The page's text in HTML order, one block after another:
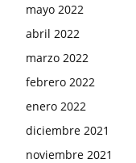
mayo 2022
abril 2022
marzo 2022
febrero 2022
enero 2022
diciembre 2021
noviembre 2021